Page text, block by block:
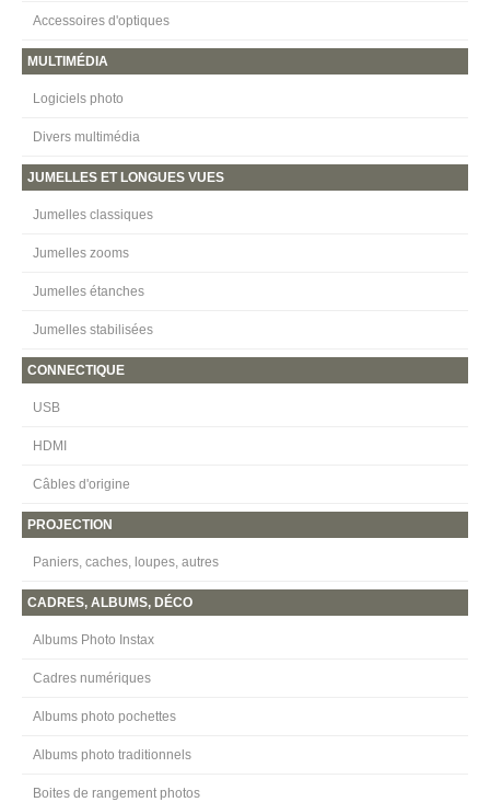
Accessoires d'optiques
MULTIMÉDIA
Logiciels photo
Divers multimédia
JUMELLES ET LONGUES VUES
Jumelles classiques
Jumelles zooms
Jumelles étanches
Jumelles stabilisées
CONNECTIQUE
USB
HDMI
Câbles d'origine
PROJECTION
Paniers, caches, loupes, autres
CADRES, ALBUMS, DÉCO
Albums Photo Instax
Cadres numériques
Albums photo pochettes
Albums photo traditionnels
Boites de rangement photos